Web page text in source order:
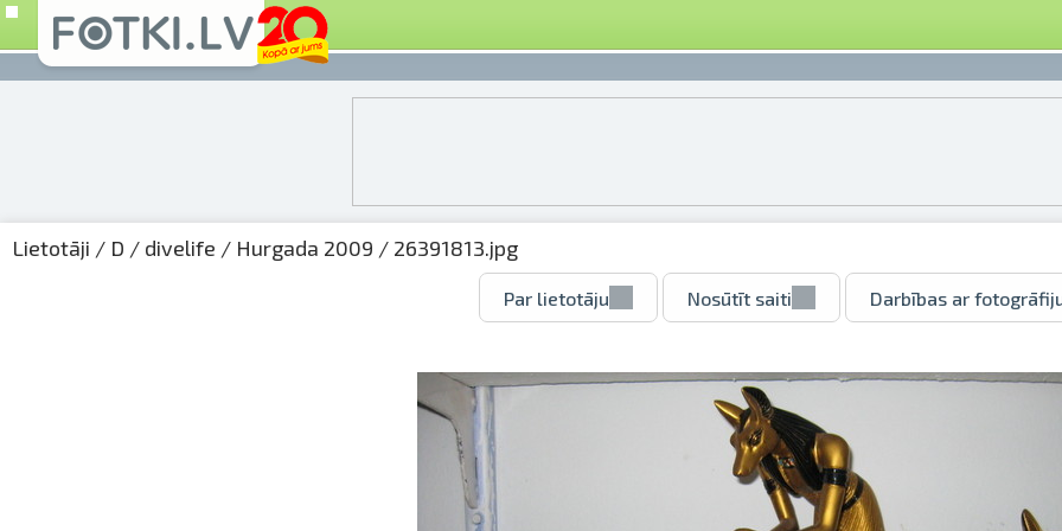
Lietotāji / D / divelife / Hurgada 2009 / 26391813.jpg
Par lietotāju Nosūtīt saiti Darbības ar